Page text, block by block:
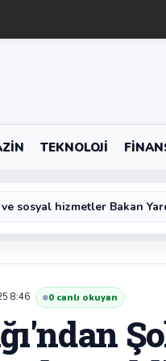
TEKNOLOJI
sosyal hizmetler Bakan
Müdürü Erol Bayat’tan
8:46 0 canlı okuyan